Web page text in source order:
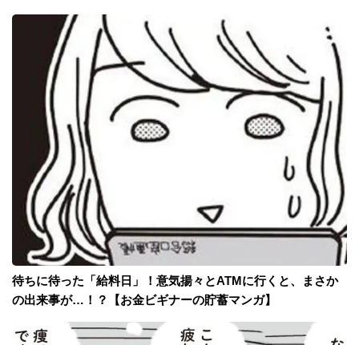
待ちに待った「給料日」！意気揚々とATMに行くと、まさか
の出来事が…！？【お金ビギナーの貯蓄マンガ】